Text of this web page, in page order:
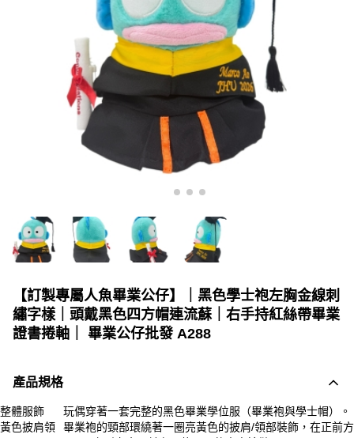
【訂製專屬人魚畢業公仔】｜黑色學士袍左胸金線刺
繡字樣｜頭戴黑色四方帽連流蘇｜右手持紅絲帶畢業
證書捲軸｜ 畢業公仔批發 A288
產品規格
整體服飾
玩偶穿著一套完整的黑色畢業學位服（畢業袍與學士帽）。
黃色披肩領
畢業袍的頸部環繞著一圈亮黃色的披肩/領部裝飾，在正前方